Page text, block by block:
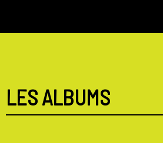
LES ALBUMS